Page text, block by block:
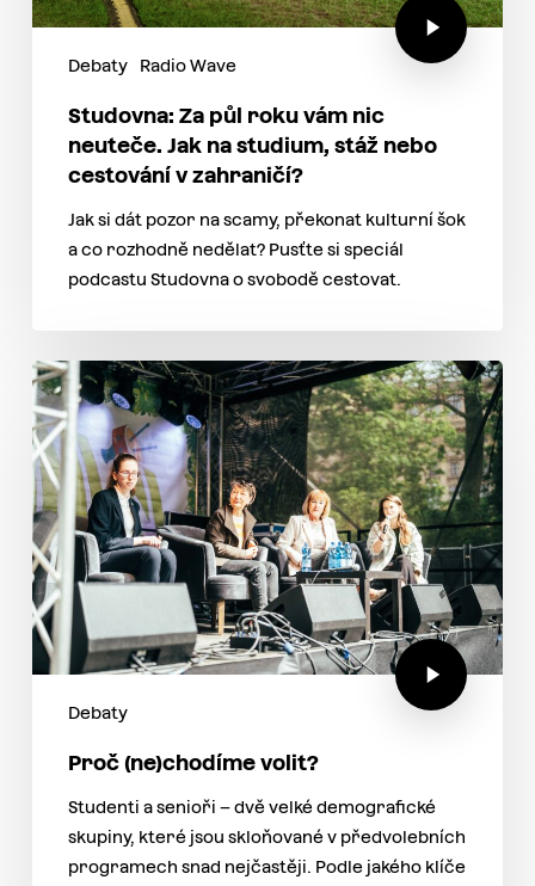
Debaty Radio Wave
Studovna: Za půl roku vám nic
neuteče. Jak na studium, stáž nebo
cestování v zahraničí?
Jak si dát pozor na scamy, překonat kulturní šok
a co rozhodně nedělat? Pusťte si speciál
podcastu Studovna o svobodě cestovat.
Debaty
Proč (ne)chodíme volit?
Studenti a senioři – dvě velké demografické
skupiny, které jsou skloňované v předvolebních
programech snad nejčastěji. Podle jakého klíče